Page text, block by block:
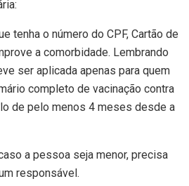
tenha o número do CPF, Cartão de
a comorbidade. Lembrando
ser aplicada apenas para quem
completo de vacinação contra
de pelo menos 4 meses desde a
a pessoa seja menor, precisa
responsável.